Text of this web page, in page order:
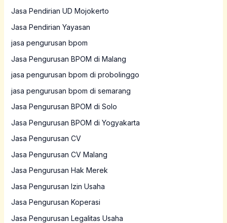
Jasa Pendirian UD Mojokerto
Jasa Pendirian Yayasan
jasa pengurusan bpom
Jasa Pengurusan BPOM di Malang
jasa pengurusan bpom di probolinggo
jasa pengurusan bpom di semarang
Jasa Pengurusan BPOM di Solo
Jasa Pengurusan BPOM di Yogyakarta
Jasa Pengurusan CV
Jasa Pengurusan CV Malang
Jasa Pengurusan Hak Merek
Jasa Pengurusan Izin Usaha
Jasa Pengurusan Koperasi
Jasa Pengurusan Legalitas Usaha